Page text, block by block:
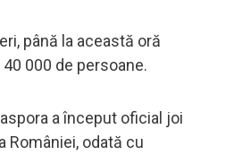
până la această oră
000 de persoane.
a început oficial joi
României, odată cu